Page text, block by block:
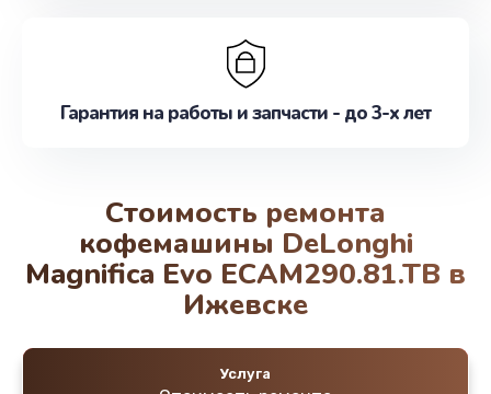
Гарантия на работы и запчасти - до 3-х лет
Стоимость ремонта
кофемашины DeLonghi
Magnifica Evo ECAM290.81.TB в
Ижевске
Услуга